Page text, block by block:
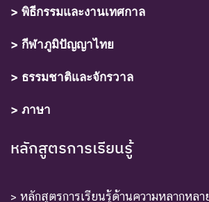
> พิธีกรรมและงานเทศกาล
> กีฬาภูมิปัญญาไทย
> ธรรมชาติและจักรวาล
> ภาษา
หลักสูตรการเรียนรู้
> หลักสูตรการเรียนรู้ด้านความหลากหลา